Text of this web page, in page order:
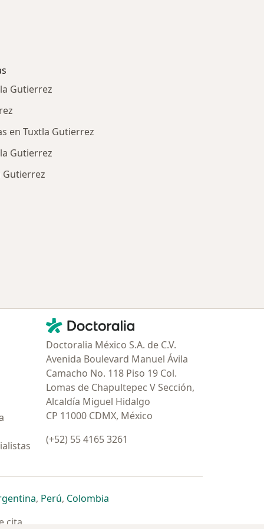
Gutierrez
en Tuxtla Gutierrez
Gutierrez
Gutierrez
Contacto
Doctoralia - Página de inicio
Doctoralia México S.A. de C.V.
Avenida Boulevard Manuel Ávila
Camacho No. 118 Piso 19 Col.
Lomas de Chapultepec V Sección,
Alcaldía Miguel Hidalgo
CP 11000 CDMX, México
(+52) 55 4165 3261
pestaña
una nueva pestaña
en una nueva pestaña
se abre en una nueva pestaña
, Perúse abre en una nueva pestaña
, Colombiase abre en una nueva pestaña
cita